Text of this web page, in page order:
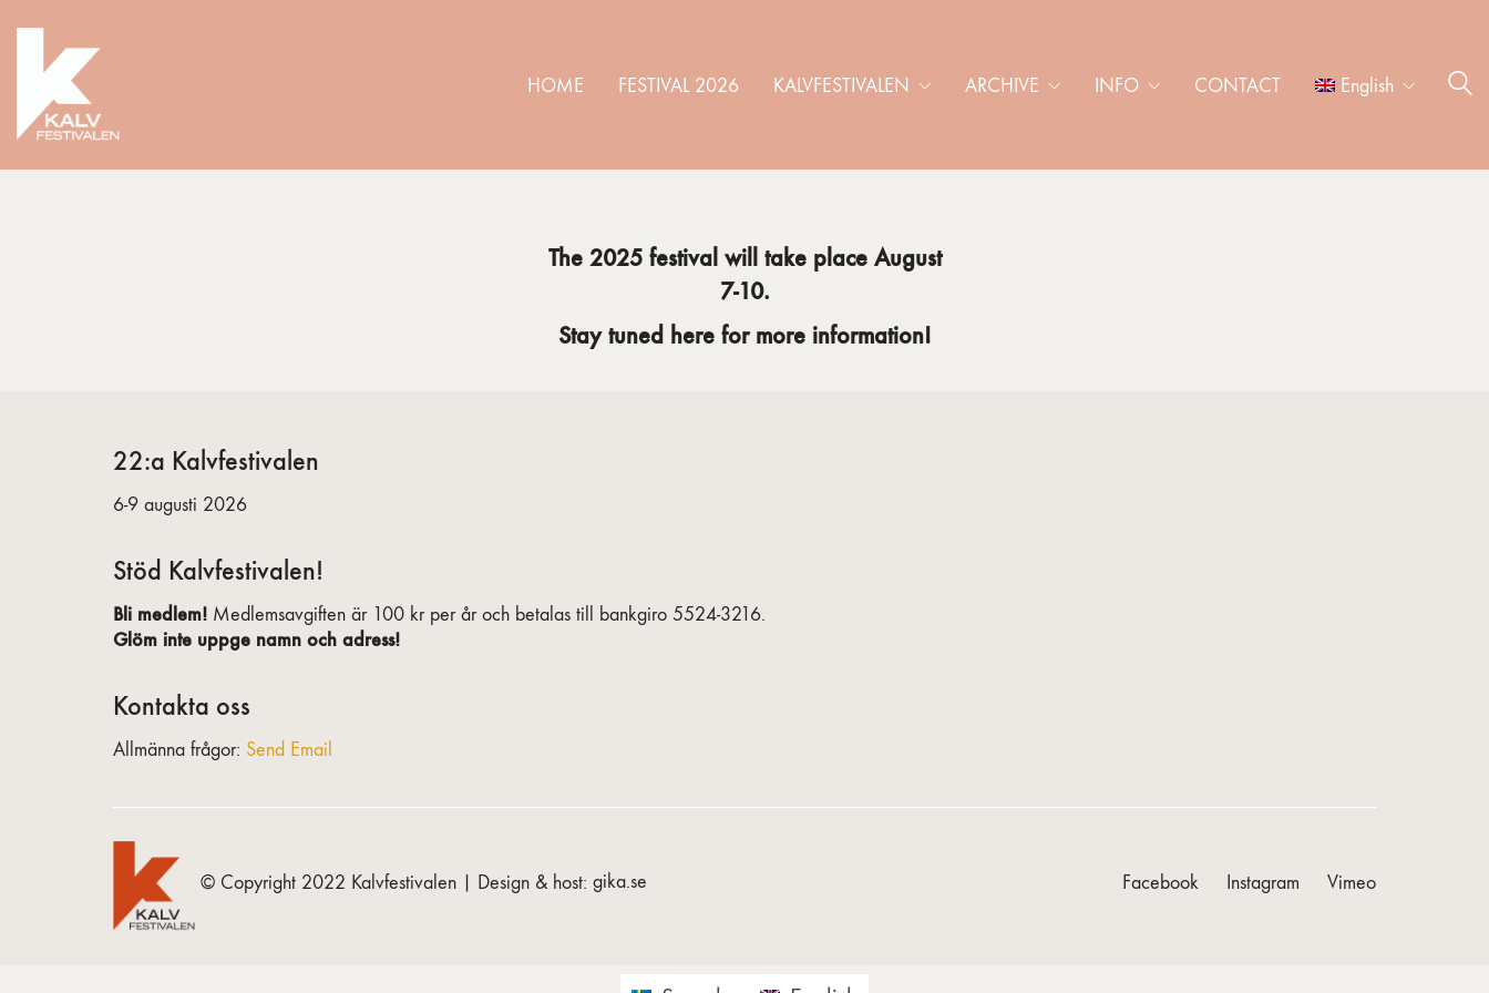
HOME FESTIVAL 2026 KALVFESTIVALEN ARCHIVE INFO CONTACT English
The 2025 festival will take place August
7-10.
Stay tuned here for more information!
22:a Kalvfestivalen
6-9 augusti 2026
Stöd Kalvfestivalen!
Bli medlem! Medlemsavgiften är 100 kr per år och betalas till bankgiro 5524-3216.
Glöm inte uppge namn och adress!
Kontakta oss
Allmänna frågor: Send Email
Facebook Instagram Vimeo
© Copyright 2022 Kalvfestivalen | Design & host: gika.se